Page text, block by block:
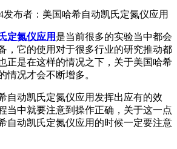
发布者：美国哈希自动凯氏定氮仪应用
定氮仪应用 是当前很多的实验当中都会
，它的使用对于很多行业的研究推动都
正是在这样的情况之下，关于美国哈希
情况才会不断增多。
动凯氏定氮仪应用发挥出应有的效
当中就要注意到操作正确，关于这一点
自动凯氏定氮仪应用的时候一定要注意